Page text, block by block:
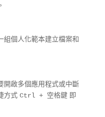
組個人化範本建立檔案和
開啟多個應用程式或中斷
方式 Ctrl + 空格鍵即